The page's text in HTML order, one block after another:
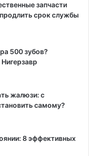
запчасти
срок службы
500 зубов?
жалюзи: с
самому?
8 эффективных